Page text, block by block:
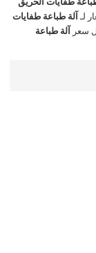
لـآلة طباعة طفايات
سعرآلة طباعة